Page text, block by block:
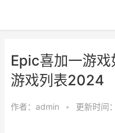
Epic喜加一游
游戏列表2024
作者： admin • 更新时间